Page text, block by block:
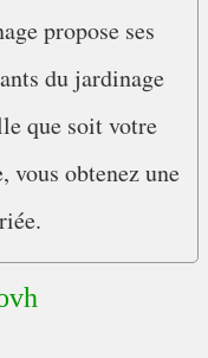
propose ses
du jardinage
que soit votre
vous obtenez une